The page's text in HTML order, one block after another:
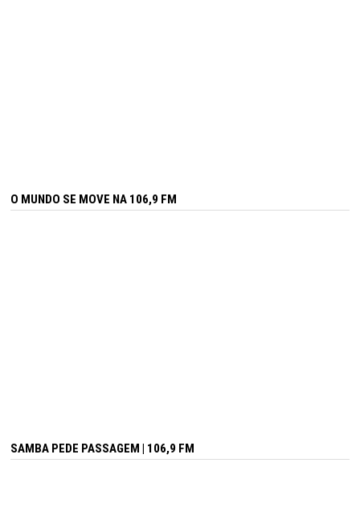
O MUNDO SE MOVE NA 106,9 FM
SAMBA PEDE PASSAGEM | 106,9 FM